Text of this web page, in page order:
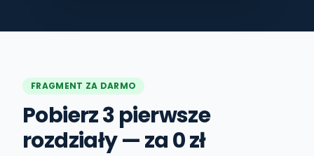
FRAGMENT ZA DARMO
Pobierz 3 pierwsze
rozdziały — za 0 zł